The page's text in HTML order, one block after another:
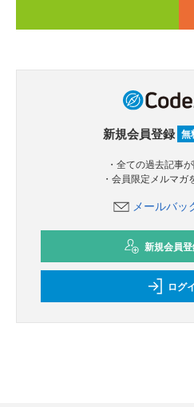
新規会員登録 無
・全ての過去記事
・会員限定メルマガ
メールバッ
新規会員
ログ